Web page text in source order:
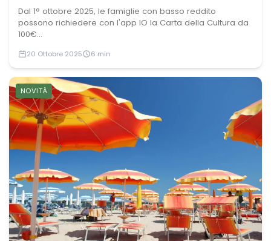
Dal 1° ottobre 2025, le famiglie con basso reddito
possono richiedere con l'app IO la Carta della Cultura da
100€...
20 Ottobre 2025 6 min
NOVITÀ